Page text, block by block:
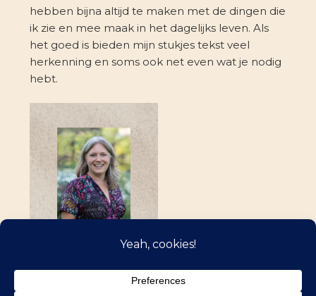
hebben bijna altijd te maken met de dingen die
ik zie en mee maak in het dagelijks leven. Als
het goed is bieden mijn stukjes tekst veel
herkenning en soms ook net even wat je nodig
hebt.